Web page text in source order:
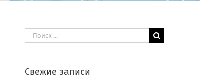
Результат
поиска:
Свежие записи